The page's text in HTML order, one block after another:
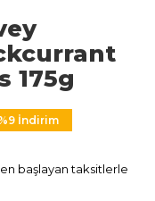
175g
9 İndirim
başlayan taksitlerle